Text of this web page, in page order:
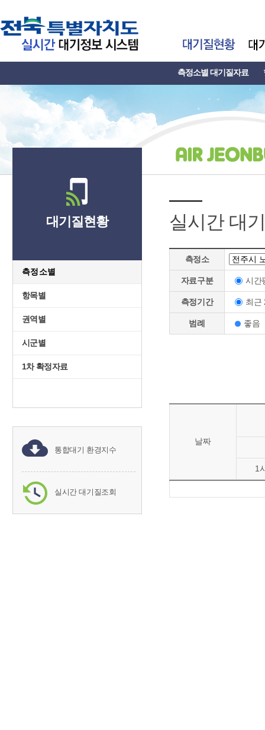
측정소별 대기질자료
대기질현황
측정소별
항목별
권역별
시군별
1차 확정자료
통합대기 환경지수
실시간 대기질조회
실시간 대
측정소
자료구분 시간
측정기간 최근
범례 좋음
날짜
1